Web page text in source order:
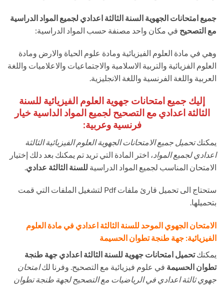
جميع امتحانات الجهوية السنة الثالثة اعدادي لجميع المواد الدراسية
مع التصحيح في مكان واحد مصنفة حسب المواد الدراسية:
وهي في مادة العلوم الفيزيائية ومادة علوم الحياة والارض ومادة
العلوم الفزيائية والتربية الاسلامية والاجتماعيات والاعلاميات واللغة
العربية واللغة الفرنسية واللغة الانجليزية.
إليك جميع امتحانات جهوية العلوم الفيزيائية للسنة
الثالثة اعدادي مع التصحيح لجميع المواد الداسية خيار
فرنسية وعربية:
يمكنكتحميل جميع الامتحانات الجهوية العلوم الفيزيائية الثالثة
اعدادي لجميع المواد ، اختر المادة التي تريد تم يمكنك بعد دلك إختيار
الامتحان المناسب لجميع المواد الدراسية للسنة الثالثة عدادي
ستحتاج الى تحميل قارئ ملفات Pdf لتشغيل الملفات التي قمت
بتحميلها.
الامتحان الجهوي الموحد للسنة الثالثة اعدادي في مادة العلوم
الفيزيائية: جهة طنجة تطوان الحسيمة
يمكنكتحميل امتحانات جهوية للسنة الثالثة اعدادي جهة طنجة
تطوان الحسيمة في علوم فيزيائية مع التصحيح. وفرنا لكامتحان
جهوي ثالثة اعدادي في الرياضيات مع التصحيح لجهة طنجة تطوان